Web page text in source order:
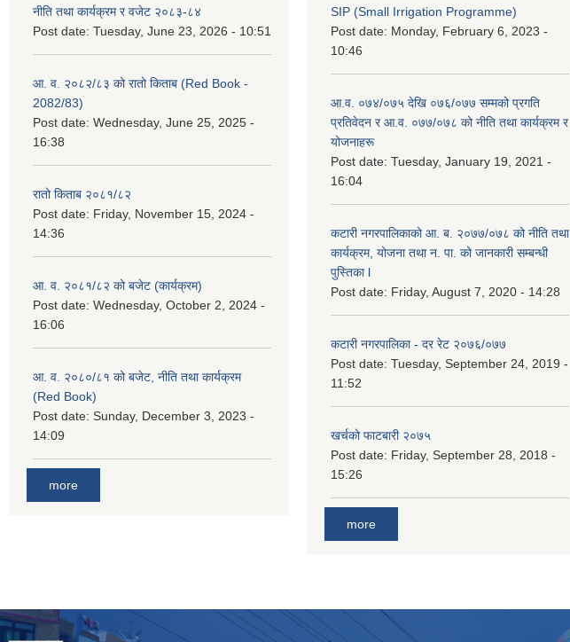
नीति तथा कार्यक्रम र वजेट २०८३-८४
Post date: Tuesday, June 23, 2026 - 10:51
आ. व. २०८२/८३ को रातो किताब (Red Book -
2082/83)
Post date: Wednesday, June 25, 2025 -
16:38
रातो किताब २०८१/८२
Post date: Friday, November 15, 2024 -
14:36
आ. व. २०८१/८२ को बजेट (कार्यक्रम)
Post date: Wednesday, October 2, 2024 -
16:06
आ. व. २०८०/८१ को बजेट, नीति तथा कार्यक्रम
(Red Book)
Post date: Sunday, December 3, 2023 -
14:09
more
SIP (Small Irrigation Programme)
Post date: Monday, February 6, 2023 -
10:46
आ.व. ०७४/०७५ देखि ०७६/०७७ सम्मको प्रगति
प्रतिवेदन र आ.व. ०७७/०७८ को नीति तथा कार्यक्रम र
योजनाहरू
Post date: Tuesday, January 19, 2021 -
16:04
कटारी नगरपालिकाको आ. ब. २०७७/०७८ को नीति तथा
कार्यक्रम, योजना तथा न. पा. को जानकारी सम्बन्धी
पुस्तिका l
Post date: Friday, August 7, 2020 - 14:28
कटारी नगरपालिका - दर रेट २०७६/०७७
Post date: Tuesday, September 24, 2019 -
11:52
खर्चको फाटबारी २०७५
Post date: Friday, September 28, 2018 -
15:26
more